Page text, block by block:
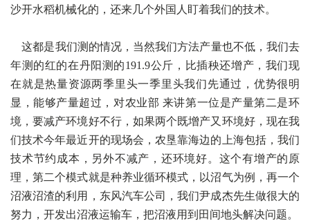
沙开水稻机械化的，还来几个外国人盯着我们的技术。
这都是我们测的情况，当然我们方法产量也不低，我们去
年测的红的在丹阳测的191.9公斤，比插秧还增产，我们现
在就是热量资源两季里头一季里头我们先通过，优势很明
显，能够产量超过，对农业部 来讲第一位是产量第二是环
境，要减产环境好不行，如果两个既增产又环境好，现在我
们技术今年最近开的现场会，农垦靠海边的上海包括，我们
技术节约成本，另外不减产，还环境好。这个有增产的原
理，第二个模式就是种养业循环模式，以沼气为例，再一个
沼液沼渣的利用，东风汽车公司，我们尹成杰先生做很大的
努力，开发出沼液运输车，把沼液用到田间地头解决问题。